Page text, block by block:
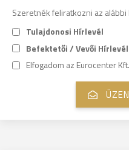
Szeretnék feliratkozni az
Tulajdonosi Hírlevél
Befektetői / Vevői Hírlevél
Elfogadom az Eurocenter Kft.